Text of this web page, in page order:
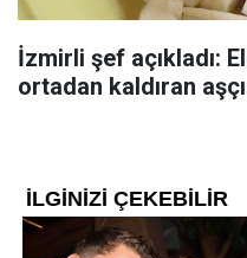
İzmirli şef açıkladı:
ortadan kaldıran aşçı